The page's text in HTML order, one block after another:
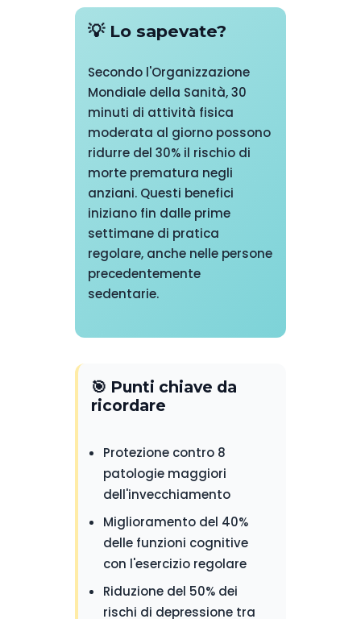
💡 Lo sapevate?
Secondo l'Organizzazione
Mondiale della Sanità, 30
minuti di attività fisica
moderata al giorno possono
ridurre del 30% il rischio di
morte prematura negli
anziani. Questi benefici
iniziano fin dalle prime
settimane di pratica
regolare, anche nelle persone
precedentemente
sedentarie.
🎯 Punti chiave da
ricordare
Protezione contro 8
patologie maggiori
dell'invecchiamento
Miglioramento del 40%
delle funzioni cognitive
con l'esercizio regolare
Riduzione del 50% dei
rischi di depressione tra